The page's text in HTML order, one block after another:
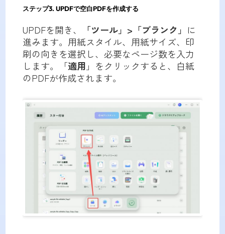
ステップ3.UPDFで空白PDFを作成する
UPDFを開き、 「ツール」>「ブランク」 に
進みます。用紙スタイル、用紙サイズ、印
刷の向きを選択し、必要なページ数を入力
します。「適用 」をクリックすると、白紙
のPDFが作成されます。